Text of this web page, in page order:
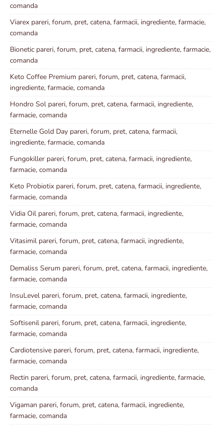
comanda
Viarex pareri, forum, pret, catena, farmacii, ingrediente, farmacie,
comanda
Bionetic pareri, forum, pret, catena, farmacii, ingrediente, farmacie,
comanda
Keto Coffee Premium pareri, forum, pret, catena, farmacii,
ingrediente, farmacie, comanda
Hondro Sol pareri, forum, pret, catena, farmacii, ingrediente,
farmacie, comanda
Eternelle Gold Day pareri, forum, pret, catena, farmacii,
ingrediente, farmacie, comanda
Fungokiller pareri, forum, pret, catena, farmacii, ingrediente,
farmacie, comanda
Keto Probiotix pareri, forum, pret, catena, farmacii, ingrediente,
farmacie, comanda
Vidia Oil pareri, forum, pret, catena, farmacii, ingrediente,
farmacie, comanda
Vitasimil pareri, forum, pret, catena, farmacii, ingrediente,
farmacie, comanda
Demaliss Serum pareri, forum, pret, catena, farmacii, ingrediente,
farmacie, comanda
InsuLevel pareri, forum, pret, catena, farmacii, ingrediente,
farmacie, comanda
Softisenil pareri, forum, pret, catena, farmacii, ingrediente,
farmacie, comanda
Cardiotensive pareri, forum, pret, catena, farmacii, ingrediente,
farmacie, comanda
Rectin pareri, forum, pret, catena, farmacii, ingrediente, farmacie,
comanda
Vigaman pareri, forum, pret, catena, farmacii, ingrediente,
farmacie, comanda